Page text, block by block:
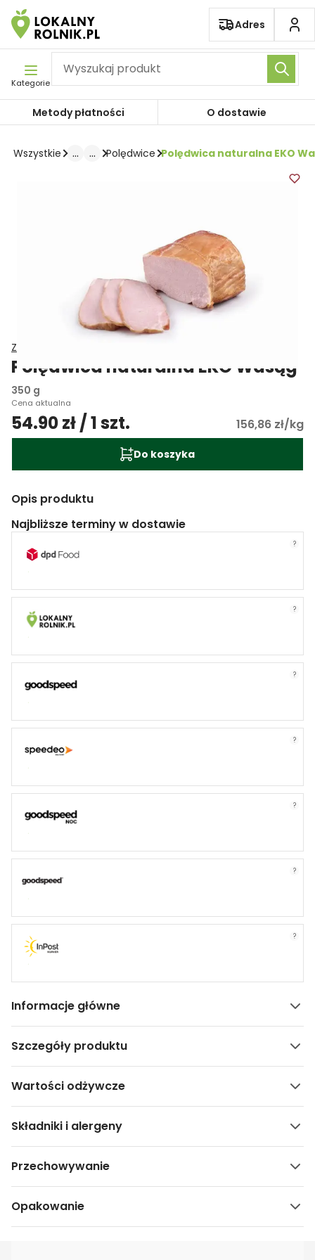
Pomiń nawigację
Adres
Kategorie
Metody płatności O dostawie
Wszystkie ... ... Polędwice Polędwica naturalna EKO
Zakład Mięsny Wasąg
Polędwica naturalna EKO Wasąg
350 g
Cena aktualna
54.90 zł / 1 szt. 156,86 zł/kg
Do koszyka
Opis produktu
Najbliższe terminy w dostawie
?
?
?
?
?
?
?
Informacje główne
Szczegóły produktu
Wartości odżywcze
Składniki i alergeny
Przechowywanie
Opakowanie